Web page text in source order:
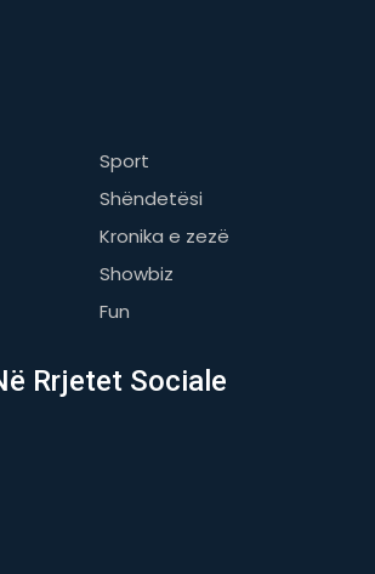
Sport
Shëndetësi
Kronika e zezë
Showbiz
Fun
Rrjetet Sociale